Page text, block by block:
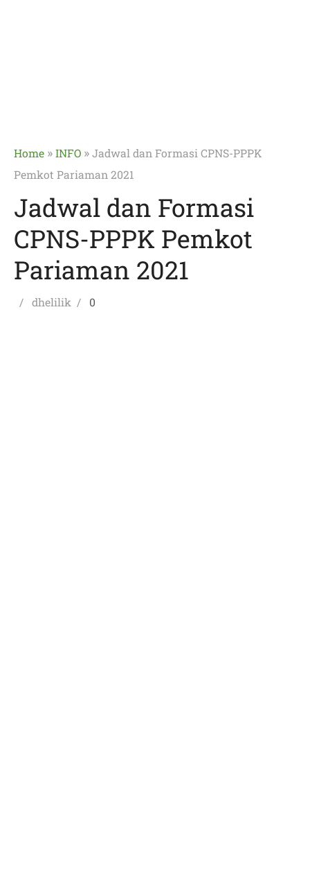
Home »INFO »Jadwal dan Formasi CPNS-PPPK
Pemkot Pariaman 2021
Jadwal dan Formasi
CPNS-PPPK Pemkot
Pariaman 2021
Posted
Author
dhelilik 0